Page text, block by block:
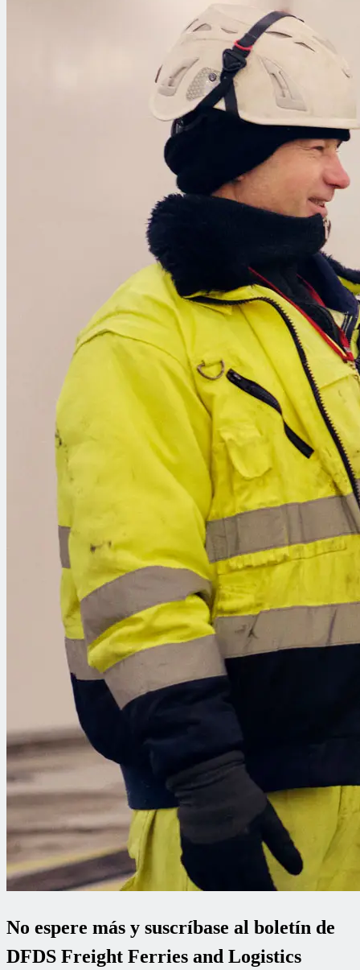
No espere más y suscríbase al boletín de
DFDS Freight Ferries and Logistics